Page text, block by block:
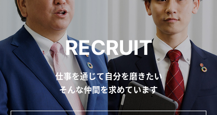
RECRUIT
仕事を通じて自分を磨きたい
そんな仲間を求めています